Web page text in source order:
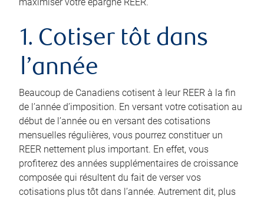
1. Cotiser tôt dans
l’année
Beaucoup de Canadiens cotisent à leur REER à la fin
de l’année d’imposition. En versant votre cotisation au
début de l’année ou en versant des cotisations
mensuelles régulières, vous pourrez constituer un
REER nettement plus important. En effet, vous
profiterez des années supplémentaires de croissance
composée qui résultent du fait de verser vos
cotisations plus tôt dans l’année. Autrement dit, plus